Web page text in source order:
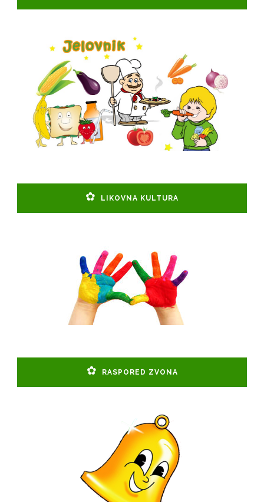
LIKOVNA KULTURA
RASPORED ZVONA